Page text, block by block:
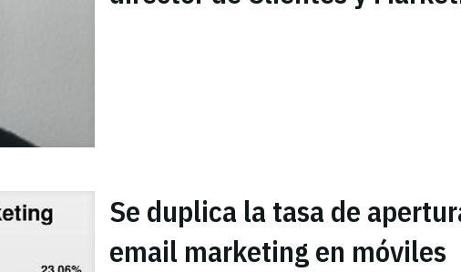
Se duplica la tasa de
email marketing en móviles